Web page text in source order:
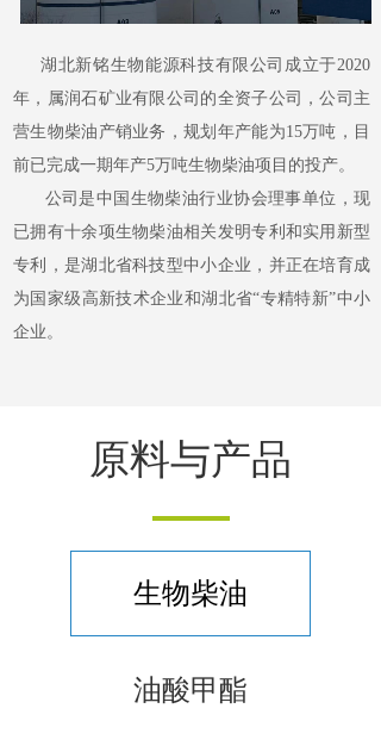
湖北新铭生物能源科技有限公司成立于2020
年，属润石矿业有限公司的全资子公司，公司主
营生物柴油产销业务，规划年产能为15万吨，目
前已完成一期年产5万吨生物柴油项目的投产。
公司是中国生物柴油行业协会理事单位， 现
已拥有十余项生物柴油相关发明专利和实用新型
专利，是湖北省科技型中小企业，并正在培育成
为国家级高新技术企业和湖北省“专精特新”中小
企业。
油酸甲酯
原料与产品
生物柴油